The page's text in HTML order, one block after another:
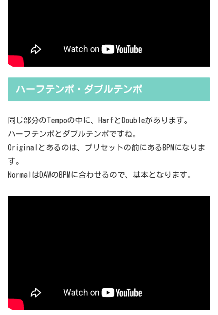
ハーフテンポ・ダブルテンポ
同じ部分のTempoの中に、HarfとDoubleがあります。
ハーフテンポとダブルテンポですね。
Originalとあるのは、プリセットの前にあるBPMになりま
す。
NormalはDAWのBPMに合わせるので、基本となります。